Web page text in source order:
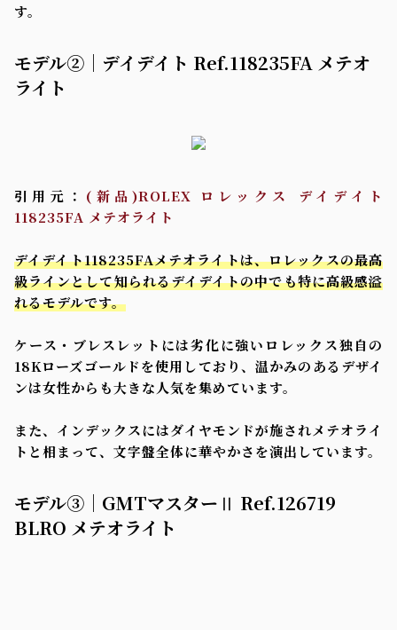
す。
モデル②｜デイデイト Ref.118235FA メテオ
ライト
引用元： (新品)ROLEX ロレックス デイデイト
118235FA メテオライト
デイデイト118235FAメテオライトは、ロレックスの最高
級ラインとして知られるデイデイトの中でも特に高級感溢
れるモデルです。
ケース・ブレスレットには劣化に強いロレックス独自の
18Kローズゴールドを使用しており、温かみのあるデザイ
ンは女性からも大きな人気を集めています。
また、インデックスにはダイヤモンドが施されメテオライ
トと相まって、文字盤全体に華やかさを演出しています。
モデル③｜GMTマスターⅡ Ref.126719
BLRO メテオライト